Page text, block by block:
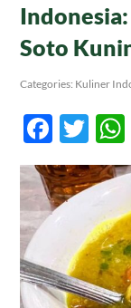
Tentang Kami
Produk
Kontak
Soto
Categories: Kuliner